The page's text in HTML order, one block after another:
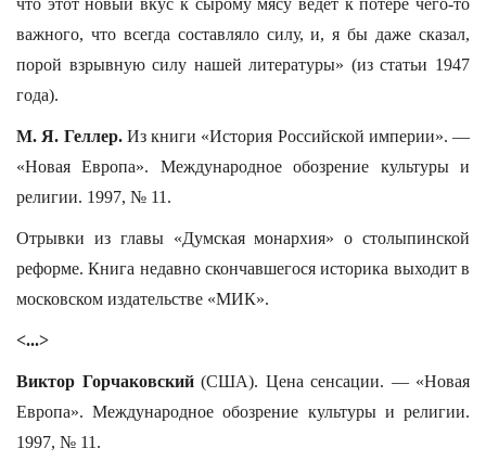
что этот новый вкус к сырому мясу ведет к потере чего-то
важного, что всегда составляло силу, и, я бы даже сказал,
порой взрывную силу нашей литературы» (из статьи 1947
года).
М. Я. Геллер.Из книги «История Российской империи». —
«Новая Европа». Международное обозрение культуры и
религии. 1997, № 11.
Отрывки из главы «Думская монархия» о столыпинской
реформе. Книга недавно скончавшегося историка выходит в
московском издательстве «МИК».
<...>
Виктор Горчаковский (США). Цена сенсации. — «Новая
Европа». Международное обозрение культуры и религии.
1997, № 11.